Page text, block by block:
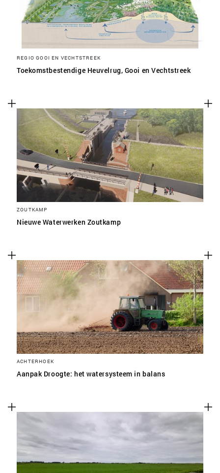
REGIO GOOI EN VECHTSTREEK
Toekomstbestendige Heuvelrug, Gooi en Vechtstreek
ZOUTKAMP
Nieuwe Waterwerken Zoutkamp
ACHTERHOEK
Aanpak Droogte: het watersysteem in balans